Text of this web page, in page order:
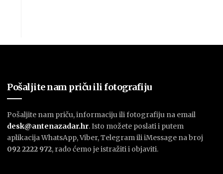
Pošaljite nam priču ili fotografiju
Pošaljite nam priču, informaciju ili fotografiju na email
desk@antenazadar.hr. Isto možete poslati i putem
aplikacija WhatsApp, Viber, Telegram ili iMessage na broj
092 2222 972, rado ćemo je istražiti i objaviti.